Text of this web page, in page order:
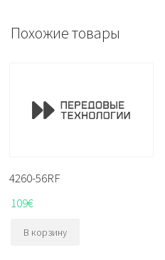
Похожие товары
4260-56RF
109€
В корзину